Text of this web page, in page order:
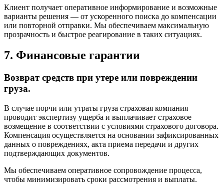
Клиент получает оперативное информирование и возможные
варианты решения — от ускоренного поиска до компенсации
или повторной отправки. Мы обеспечиваем максимальную
прозрачность и быстрое реагирование в таких ситуациях.
7. Финансовые гарантии
Возврат средств при утере или повреждении
груза.
В случае порчи или утраты груза страховая компания
проводит экспертизу ущерба и выплачивает страховое
возмещение в соответствии с условиями страхового договора.
Компенсация осуществляется на основании зафиксированных
данных о повреждениях, акта приема передачи и других
подтверждающих документов.
Мы обеспечиваем оперативное сопровождение процесса,
чтобы минимизировать сроки рассмотрения и выплаты.